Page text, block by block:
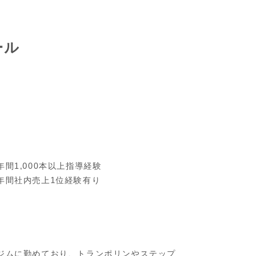
ル
間1,000本以上指導経験
間社内売上1位経験有り
ムに勤めており、トランポリンやステップ